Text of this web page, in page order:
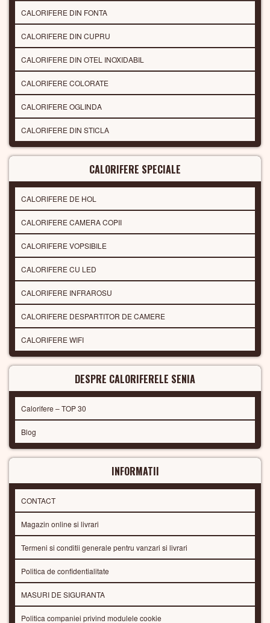
CALORIFERE DIN FONTA
CALORIFERE DIN CUPRU
CALORIFERE DIN OTEL INOXIDABIL
CALORIFERE COLORATE
CALORIFERE OGLINDA
CALORIFERE DIN STICLA
CALORIFERE SPECIALE
CALORIFERE DE HOL
CALORIFERE CAMERA COPII
CALORIFERE VOPSIBILE
CALORIFERE CU LED
CALORIFERE INFRAROSU
CALORIFERE DESPARTITOR DE CAMERE
CALORIFERE WIFI
DESPRE CALORIFERELE SENIA
Calorifere – TOP 30
Blog
INFORMATII
CONTACT
Magazin online si livrari
Termeni si conditii generale pentru vanzari si livrari
Politica de confidentialitate
MASURI DE SIGURANTA
Politica companiei privind modulele cookie